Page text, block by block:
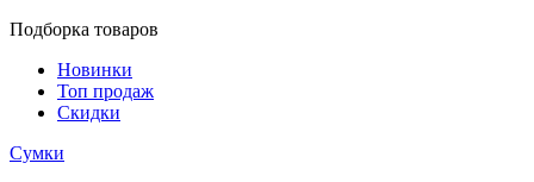
Подборка товаров
Новинки
Топ продаж
Скидки
Сумки